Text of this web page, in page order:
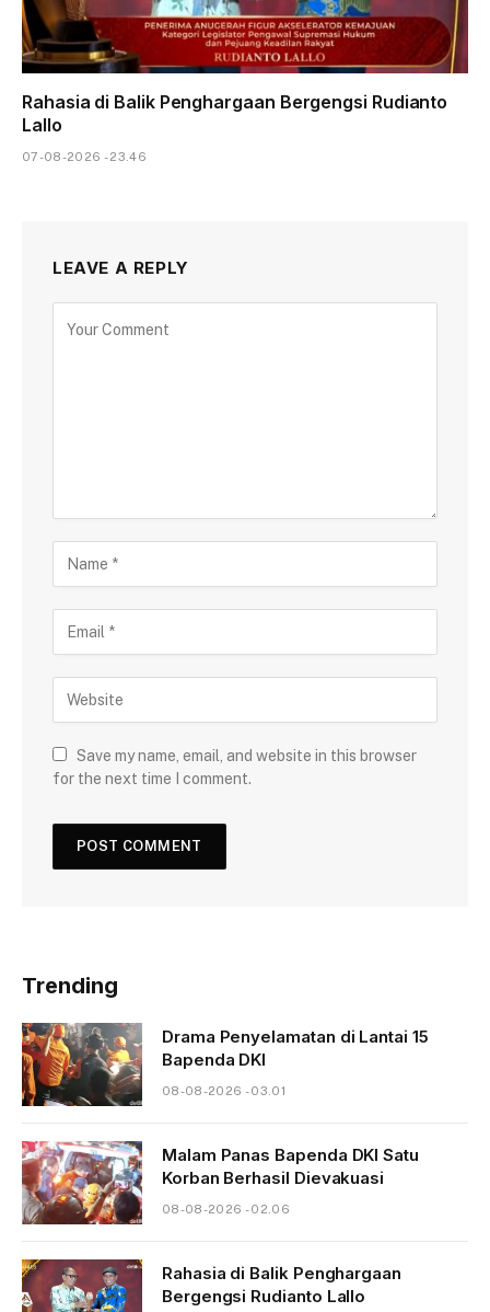
Rahasia di Balik Penghargaan Bergengsi Rudianto
Lallo
07-08-2026 - 23.46
LEAVE A REPLY
Save my name, email, and website in this browser
for the next time I comment.
Trending
Drama Penyelamatan di Lantai 15
Bapenda DKI
08-08-2026 - 03.01
Malam Panas Bapenda DKI Satu
Korban Berhasil Dievakuasi
08-08-2026 - 02.06
Rahasia di Balik Penghargaan
Bergengsi Rudianto Lallo